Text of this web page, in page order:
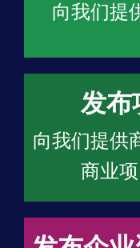
向我们提
发布
向我们提供
商业